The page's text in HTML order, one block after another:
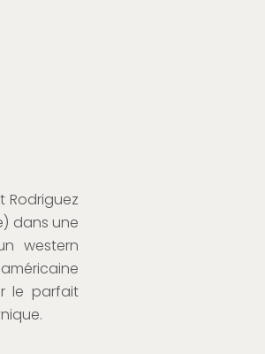
Rodriguez
dans une
western
le parfait